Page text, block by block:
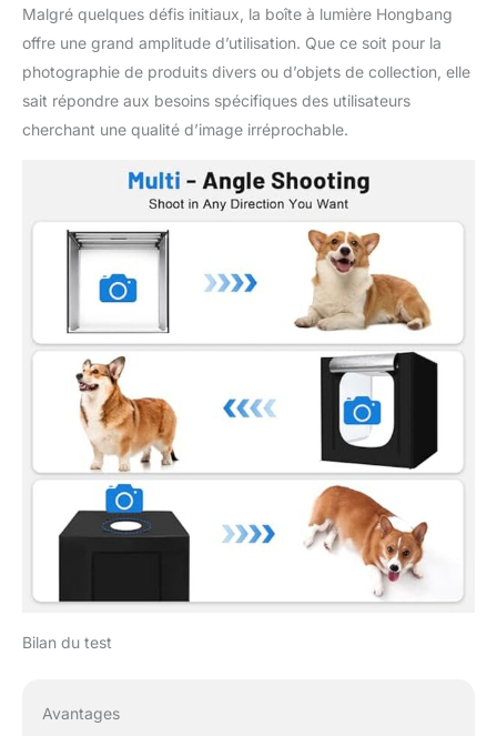
problème de la lumière
hautement réfléchie du
produit, montrant plus
de détails de contour.
Angles de prise de vue
flexibles : la boîte
plusieurs ouvertures
qui permettent de
prendre des photos
multi-angles. Vous
pouvez choisir
n'importe quelle
position de séance
photo qui correspond à
vos préférences,
caractéristiques
parfaites du produit et
des détails visuels. Il
est compatible avec le
téléphone et l'appareil
photo et offre une prise
de vue parfaite sous
n'importe quel angle.
Facile à installer et à
Malgré quelques défis initiaux, la boîte à lumière Hongbang
offre une grand amplitude d’utilisation. Que ce soit pour la
photographie de produits divers ou d’objets de collection, elle
sait répondre aux besoins spécifiques des utilisateurs
cherchant une qualité d’image irréprochable.
Bilan du test
Avantages